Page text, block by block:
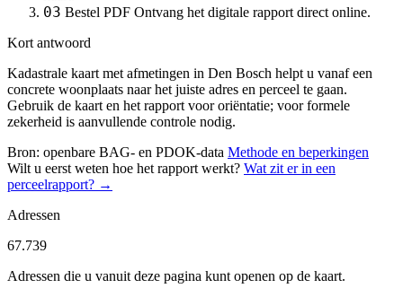
03 Bestel PDF Ontvang het digitale rapport direct online.
Kort antwoord
Kadastrale kaart met afmetingen in Den Bosch helpt u vanaf een
concrete woonplaats naar het juiste adres en perceel te gaan.
Gebruik de kaart en het rapport voor oriëntatie; voor formele
zekerheid is aanvullende controle nodig.
Bron: openbare BAG- en PDOK-data Methode en beperkingen
Wilt u eerst weten hoe het rapport werkt? Wat zit er in een
perceelrapport? →
Adressen
67.739
Adressen die u vanuit deze pagina kunt openen op de kaart.